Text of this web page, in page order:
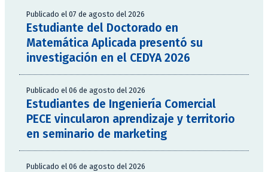
Publicado el 07 de agosto del 2026
Estudiante del Doctorado en
Matemática Aplicada presentó su
investigación en el CEDYA 2026
Publicado el 06 de agosto del 2026
Estudiantes de Ingeniería Comercial
PECE vincularon aprendizaje y territorio
en seminario de marketing
Publicado el 06 de agosto del 2026